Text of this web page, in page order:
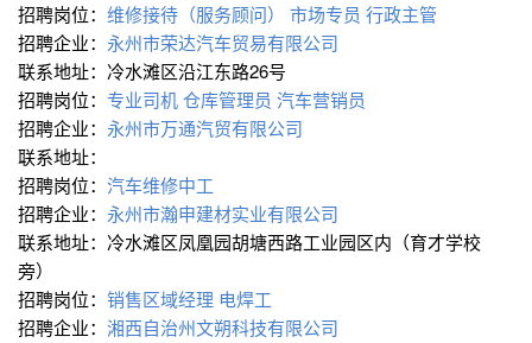
招聘岗位： 维修接待（服务顾问） 市场专员 行政主管
招聘企业： 永州市荣达汽车贸易有限公司
联系地址：冷水滩区沿江东路26号
招聘岗位： 专业司机仓库管理员 汽车营销员
招聘企业： 永州市万通汽贸有限公司
联系地址：
招聘岗位： 汽车维修中工
招聘企业： 永州市瀚申建材实业有限公司
联系地址：冷水滩区凤凰园胡塘西路工业园区内（育才学校
旁）
招聘岗位： 销售区域经理 电焊工
招聘企业： 湘西自治州文朔科技有限公司